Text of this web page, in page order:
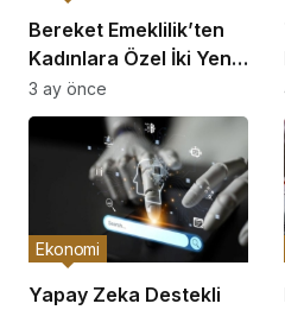
Bereket Emeklilik’ten
Kadınlara Özel İki Yeni
Bireysel Emeklilik Planı
3 ay önce
Yapay Zeka Destekli
Ekonomi